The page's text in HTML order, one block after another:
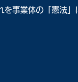
を事業体の「憲法」